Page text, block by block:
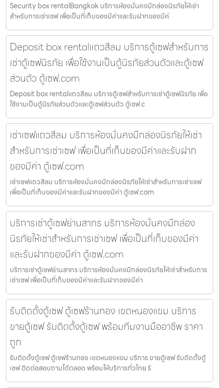
Security box rentalBangkok บริการห้องมั่นคงมีกล่องนิรภัยให้เช่า
สำหรับการเช่าเซฟ เพื่อเป็นที่เก็บของมีค่าและรับฝากของมีค่
Deposit box rentalแถวสีลม บริการตู้เซฟสำหรับการ
เช่าตู้เซฟนิรภัย เพื่อใช้งานเป็นตู้นิรภัยส่วนตัวและตู้เซฟ
ส่วนตัว ตู้เซฟ.com
Deposit box rentalแถวสีลม บริการตู้เซฟสำหรับการเช่าตู้เซฟนิรภัย เพื่อ
ใช้งานเป็นตู้นิรภัยส่วนตัวและตู้เซฟส่วนตัว ตู้เซฟ.c
เช่าเซฟแถวสีลม บริการห้องมั่นคงมีกล่องนิรภัยให้เช่า
สำหรับการเช่าเซฟ เพื่อเป็นที่เก็บของมีค่าและรับฝาก
ของมีค่า ตู้เซฟ.com
เช่าเซฟแถวสีลม บริการห้องมั่นคงมีกล่องนิรภัยให้เช่าสำหรับการเช่าเซฟ
เพื่อเป็นที่เก็บของมีค่าและรับฝากของมีค่า ตู้เซฟ.com
บริการเช่าตู้เซฟย่านสาทร บริการห้องมั่นคงมีกล่อง
นิรภัยให้เช่าสำหรับการเช่าเซฟ เพื่อเป็นที่เก็บของมีค่า
และรับฝากของมีค่า ตู้เซฟ.com
บริการเช่าตู้เซฟย่านสาทร บริการห้องมั่นคงมีกล่องนิรภัยให้เช่าสำหรับการ
เช่าเซฟ เพื่อเป็นที่เก็บของมีค่าและรับฝากของมีค่า
รับติดตั้งตู้เซฟ ตู้เซฟร้านทอง เขตหนองแขม บริการ
ขายตู้เซฟ รับติดตั้งตู้เซฟ พร้อมทีมงานมืออาชีพ ราคา
ถูก
รับติดตั้งตู้เซฟ ตู้เซฟร้านทอง เขตหนองแขม บริการ ขายตู้เซฟ รับติดตั้งตู้
เซฟ ติดต่อสอบถามได้ตลอด พร้อมให้บริการทั่วไทย รั